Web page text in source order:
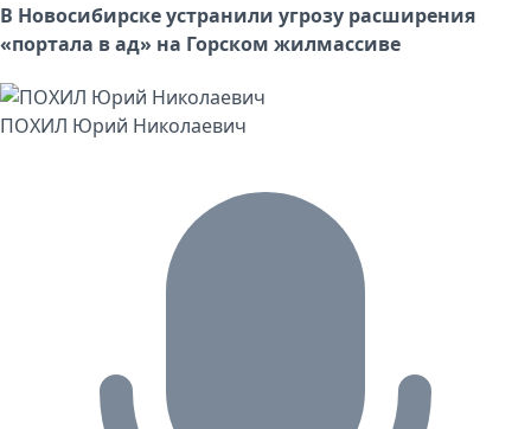
В Новосибирске устранили угрозу расширения
«портала в ад» на Горском жилмассиве
ПОХИЛ Юрий Николаевич